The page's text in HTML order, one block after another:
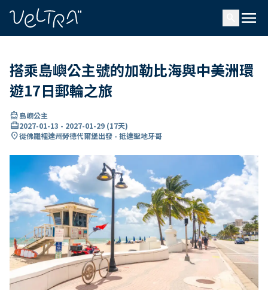
menu
搭乘島嶼公主號的加勒比海與中美洲環
遊17日郵輪之旅
directions_boat島嶼公主
card_travel2027-01-13 - 2027-01-29 (17天)
location_on從佛羅裡達州勞德代爾堡出發 - 抵達聖地牙哥